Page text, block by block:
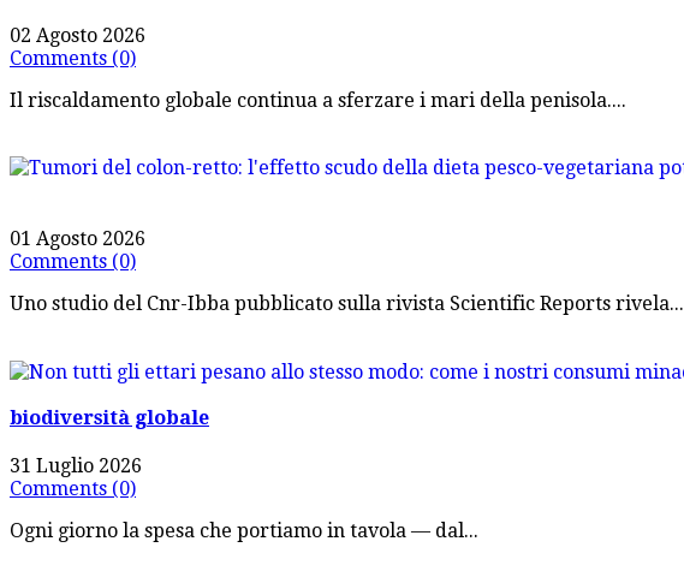
02 Agosto 2026
Comments (0)
Il riscaldamento globale continua a sferzare i mari della penisola....
01 Agosto 2026
Comments (0)
Uno studio del Cnr-Ibba pubblicato sulla rivista Scientific Reports rivela...
biodiversità globale
31 Luglio 2026
Comments (0)
Ogni giorno la spesa che portiamo in tavola — dal...